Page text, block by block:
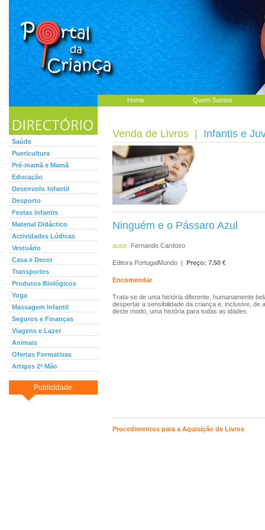
Home Quem Somos
Saúde
Puericultura
Pré-mamã e Mamã
Educação
Desenvolv. Infantil
Desporto
Festas Infantis
Material Didáctico
Actividades Lúdicas
Vestuário
Casa e Decor
Transportes
Produtos Biológicos
Yoga
Massagem Infantil
Seguros e Finanças
Viagens e Lazer
Animais
Ofertas Formativas
Artigos 2ª Mão
Publicidade
Venda de Livros Infantis e
Ninguém e o Pássaro Azul
autor: Fernando Cardoso
Editora PortugalMundo | Preço: 7.50 €
Encomendar
Trata-se de uma história diferente, humanamente
despertar a sensibilidade da criança e, inclusive, de
deste modo, uma história para todas as idades.
Procedimentos para a Aquisição de Livros